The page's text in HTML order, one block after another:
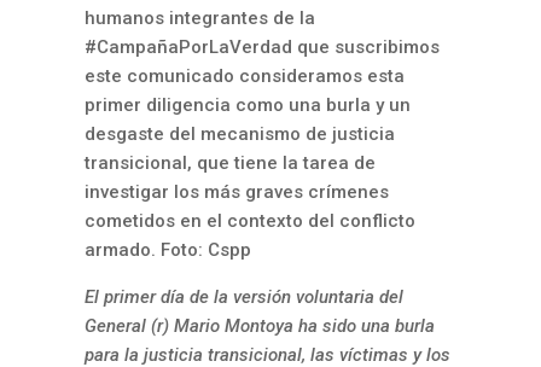
humanos integrantes de la
#CampañaPorLaVerdad que suscribimos
este comunicado consideramos esta
primer diligencia como una burla y un
desgaste del mecanismo de justicia
transicional, que tiene la tarea de
investigar los más graves crímenes
cometidos en el contexto del conflicto
armado. Foto: Cspp
El primer día de la versión voluntaria del
General (r) Mario Montoya ha sido una burla
para la justicia transicional, las víctimas y los